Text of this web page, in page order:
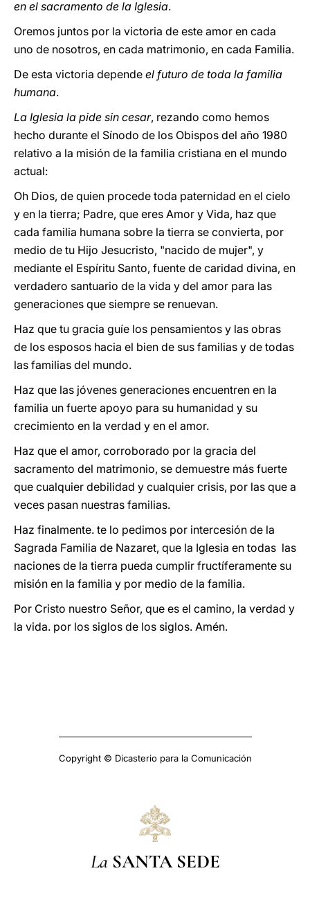
en el sacramento de la Iglesia.
Oremos juntos por la victoria de este amor en cada
uno de nosotros, en cada matrimonio, en cada Familia.
De esta victoria depende el futuro de toda la familia
humana.
La Iglesia la pide sin cesar, rezando como hemos
hecho durante el Sínodo de los Obispos del año 1980
relativo a la misión de la familia cristiana en el mundo
actual:
Oh Dios, de quien procede toda paternidad en el cielo
y en la tierra; Padre, que eres Amor y Vida, haz que
cada familia humana sobre la tierra se convierta, por
medio de tu Hijo Jesucristo, "nacido de mujer", y
mediante el Espíritu Santo, fuente de caridad divina, en
verdadero santuario de la vida y del amor para las
generaciones que siempre se renuevan.
Haz que tu gracia guíe los pensamientos y las obras
de los esposos hacia el bien de sus familias y de todas
las familias del mundo.
Haz que las jóvenes generaciones encuentren en la
familia un fuerte apoyo para su humanidad y su
crecimiento en la verdad y en el amor.
Haz que el amor, corroborado por la gracia del
sacramento del matrimonio, se demuestre más fuerte
que cualquier debilidad y cualquier crisis, por las que a
veces pasan nuestras familias.
Haz finalmente. te lo pedimos por intercesión de la
Sagrada Familia de Nazaret, que la Iglesia en todas las
naciones de la tierra pueda cumplir fructíferamente su
misión en la familia y por medio de la familia.
Por Cristo nuestro Señor, que es el camino, la verdad y
la vida. por los siglos de los siglos. Amén.
Copyright © Dicasterio para la Comunicación
La SANTA SEDE